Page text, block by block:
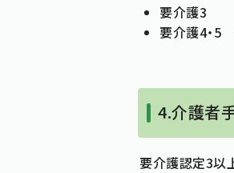
要介護3
要介護4・
4.介護者
要介護認定3以